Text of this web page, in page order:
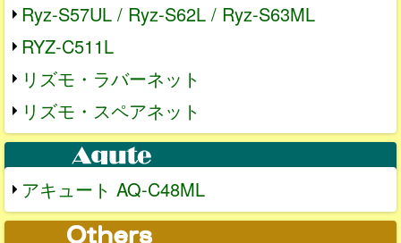
Ryz-S57UL / Ryz-S62L / Ryz-S63ML
RYZ-C511L
リズモ・ラバーネット
リズモ・スペアネット
アキュート AQ-C48ML